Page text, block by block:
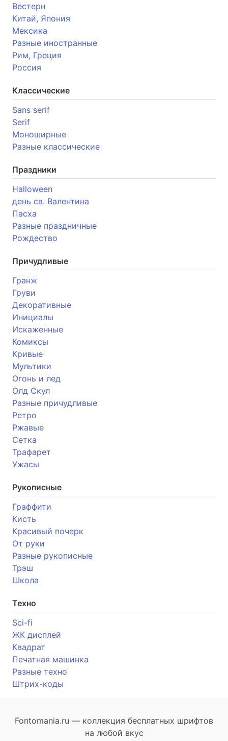
Вестерн
Китай, Япония
Мексика
Разные иностранные
Рим, Греция
Россия
Классические
Sans serif
Serif
Моноширные
Разные классические
Праздники
Halloween
день св. Валентина
Пасха
Разные праздничные
Рождество
Причудливые
Гранж
Груви
Декоративные
Инициалы
Искаженные
Комиксы
Кривые
Мультики
Огонь и лед
Олд Скул
Разные причудливые
Ретро
Ржавые
Сетка
Трафарет
Ужасы
Рукописные
Граффити
Кисть
Красивый почерк
От руки
Разные рукописные
Трэш
Школа
Техно
Sci-fi
ЖК дисплей
Квадрат
Печатная машинка
Разные техно
Штрих-коды
Fontomania.ru — коллекция бесплатных шрифтов
на любой вкус